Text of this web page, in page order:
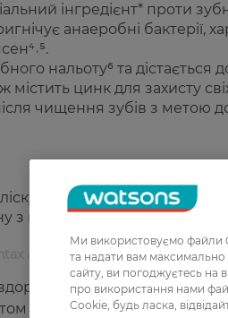
інгредієнт* проти
анаеробні
нальоту⁶ та дістається
цинк для захисту
чищення зубів з
Умовно розділіть
з них. Не ковтайте.
Активний Захист Ясен
ясен.
та бактеріями.
Ми використовуємо файли
та надати вам
сайту, ви погоджуєтесь на
про використання нами
Cookie, будь ласка,